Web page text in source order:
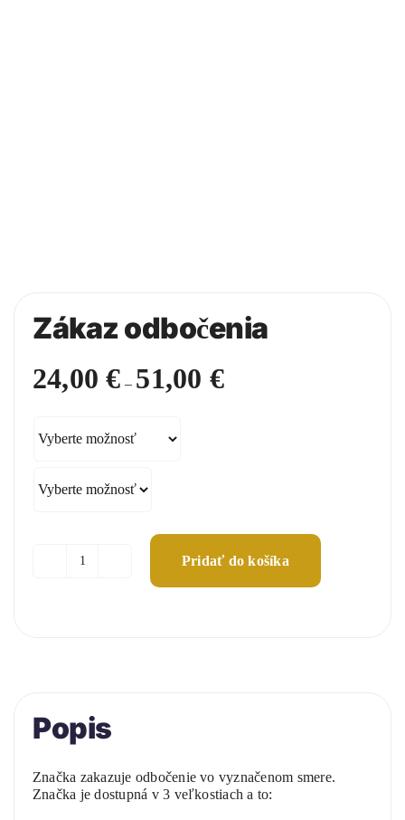
Zákaz odbočenia
24,00€ – 51,00 €Price
range:
množstvo
Pridať do košíka
Popis
Značka zakazuje odbočenie vo vyznačenom smere.
Značka je dostupná v 3 veľkostiach a to: